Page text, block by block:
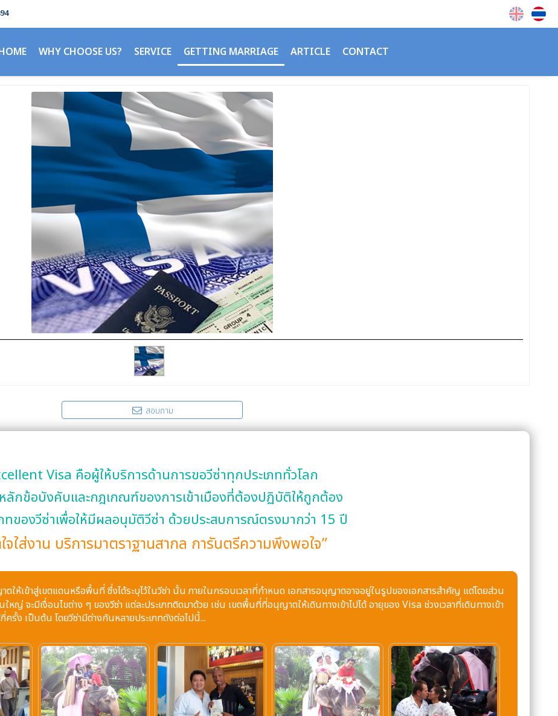
WHY CHOOSE US? SERVICE GETTING MARRIAGE ARTICLE CONTACT
สอบถาม
Visa คือผู้ให้บริการด้านการขอวีซ่าทุกประเภททั่วโลก
ลักข้อบังคับและกฎเกณฑ์ของการเข้าเมืองที่ต้องปฏิบัติให้ถูกต้อง
ทของวีซ่าเพื่อให้มีผลอนุมัติวีซ่า ด้วยประสบการณ์ตรงมากว่า 15 ปี
ใจใส่งาน บริการมาตราฐานสากล การันตรีความพึงพอใจ”
ห้เข้าสู่เขตแดนหรือพื้นที่ ซึ่งได้ระบุไว้ในวีซ่า นั้น ภายในกรอบเวลาที่กำหนด เอกสารอนุญาตอาจอยู่ในรูปของเอกสารสำคัญ แต่โดยส่วน
ญ่ จะมีเงื่อนไขต่าง ๆ ของวีซ่า แต่ละประเภทติดมาด้วย เช่น เขตพื้นที่ที่อนุญาตให้เดินทางเข้าไปได้ อายุของ Visa ช่วงเวลาที่เดินทางเข้า
รั้ง เป็นต้น โดยวีซ่ามีต่างกันหลายประเภทดังต่อไปนี้...